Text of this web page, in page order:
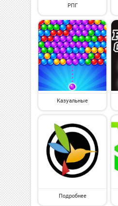
РПГ
Казуальные
Подробнее